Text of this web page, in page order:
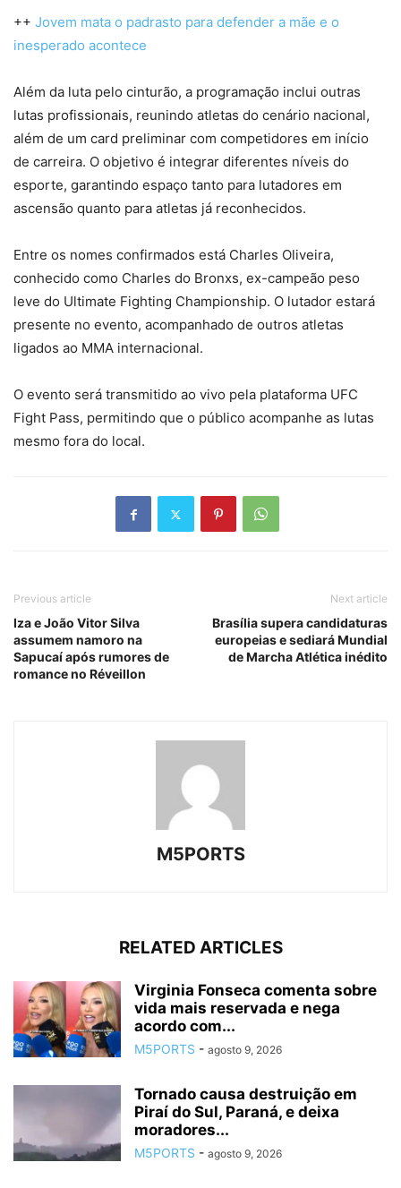
++ Jovem mata o padrasto para defender a mãe e o
inesperado acontece
Além da luta pelo cinturão, a programação inclui outras
lutas profissionais, reunindo atletas do cenário nacional,
além de um card preliminar com competidores em início
de carreira. O objetivo é integrar diferentes níveis do
esporte, garantindo espaço tanto para lutadores em
ascensão quanto para atletas já reconhecidos.
Entre os nomes confirmados está Charles Oliveira,
conhecido como Charles do Bronxs, ex-campeão peso
leve do Ultimate Fighting Championship. O lutador estará
presente no evento, acompanhado de outros atletas
ligados ao MMA internacional.
O evento será transmitido ao vivo pela plataforma UFC
Fight Pass, permitindo que o público acompanhe as lutas
mesmo fora do local.
Previous article
Iza e João Vitor Silva
assumem namoro na
Sapucaí após rumores de
romance no Réveillon
Next article
Brasília supera candidaturas
europeias e sediará Mundial
de Marcha Atlética inédito
M5PORTS
RELATED ARTICLES
Virginia Fonseca comenta sobre
vida mais reservada e nega
acordo com...
M5PORTS - agosto 9, 2026
Tornado causa destruição em
Piraí do Sul, Paraná, e deixa
moradores...
M5PORTS - agosto 9, 2026